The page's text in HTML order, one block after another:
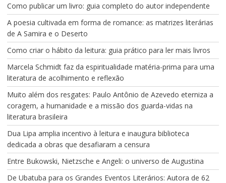
Como publicar um livro: guia completo do autor independente
A poesia cultivada em forma de romance: as matrizes literárias
de A Samira e o Deserto
Como criar o hábito da leitura: guia prático para ler mais livros
Marcela Schmidt faz da espiritualidade matéria-prima para uma
literatura de acolhimento e reflexão
Muito além dos resgates: Paulo Antônio de Azevedo eterniza a
coragem, a humanidade e a missão dos guarda-vidas na
literatura brasileira
Dua Lipa amplia incentivo à leitura e inaugura biblioteca
dedicada a obras que desafiaram a censura
Entre Bukowski, Nietzsche e Angeli: o universo de Augustina
De Ubatuba para os Grandes Eventos Literários: Autora de 62